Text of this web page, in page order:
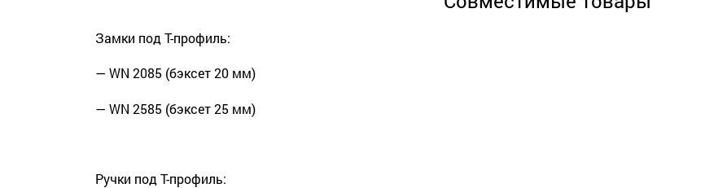
Замки под Т-профиль:
— WN 2085 (бэксет 20 мм)
— WN 2585 (бэксет 25 мм)
Ручки под Т-профиль: